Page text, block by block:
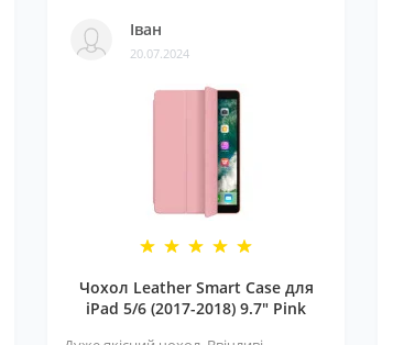
Іван
20.07.2024
Чохол Leather Smart Case для
iPad 5/6 (2017-2018) 9.7" Pink